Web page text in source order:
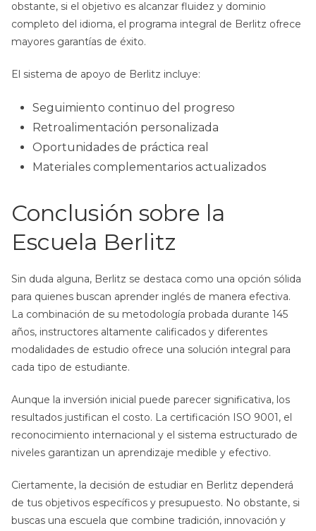
obstante, si el objetivo es alcanzar fluidez y dominio
completo del idioma, el programa integral de Berlitz ofrece
mayores garantías de éxito.
El sistema de apoyo de Berlitz incluye:
Seguimiento continuo del progreso
Retroalimentación personalizada
Oportunidades de práctica real
Materiales complementarios actualizados
Conclusión sobre la
Escuela Berlitz
Sin duda alguna, Berlitz se destaca como una opción sólida
para quienes buscan aprender inglés de manera efectiva.
La combinación de su metodología probada durante 145
años, instructores altamente calificados y diferentes
modalidades de estudio ofrece una solución integral para
cada tipo de estudiante.
Aunque la inversión inicial puede parecer significativa, los
resultados justifican el costo. La certificación ISO 9001, el
reconocimiento internacional y el sistema estructurado de
niveles garantizan un aprendizaje medible y efectivo.
Ciertamente, la decisión de estudiar en Berlitz dependerá
de tus objetivos específicos y presupuesto. No obstante, si
buscas una escuela que combine tradición, innovación y